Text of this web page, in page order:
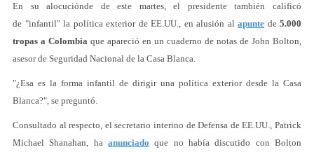
En su alocuciónde de este martes, el presidente también calificó
de "infantil" la política exterior de EE.UU., en alusión al apunte de 5.000
tropas a Colombia que apareció en un cuaderno de notas de John Bolton,
asesor de Seguridad Nacional de la Casa Blanca.
"¿Esa es la forma infantil de dirigir una política exterior desde la Casa
Blanca?", se preguntó.
Consultado al respecto, el secretario interino de Defensa de EE.UU., Patrick
Michael Shanahan, ha anunciado que no había discutido con Bolton